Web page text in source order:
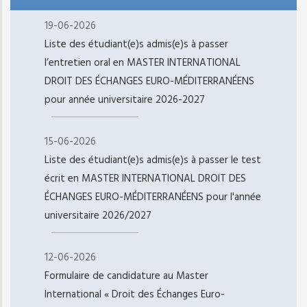
19-06-2026
Liste des étudiant(e)s admis(e)s à passer
l’entretien oral en MASTER INTERNATIONAL
DROIT DES ÉCHANGES EURO-MÉDITERRANÉENS
pour année universitaire 2026-2027
15-06-2026
Liste des étudiant(e)s admis(e)s à passer le test
écrit en MASTER INTERNATIONAL DROIT DES
ÉCHANGES EURO-MÉDITERRANÉENS pour l'année
universitaire 2026/2027
12-06-2026
Formulaire de candidature au Master
International « Droit des Échanges Euro-